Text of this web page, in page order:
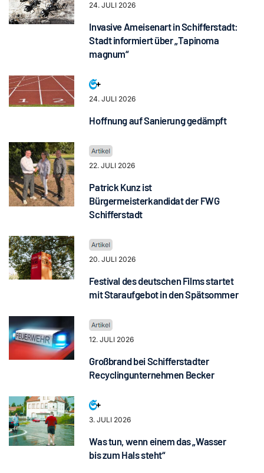
24. JULI 2026
Invasive Ameisenart in Schifferstadt:
Stadt informiert über „Tapinoma
magnum“
24. JULI 2026
Hoffnung auf Sanierung gedämpft
22. JULI 2026
Patrick Kunz ist
Bürgermeisterkandidat der FWG
Schifferstadt
20. JULI 2026
Festival des deutschen Films startet
mit Staraufgebot in den Spätsommer
12. JULI 2026
Großbrand bei Schifferstadter
Recyclingunternehmen Becker
3. JULI 2026
Was tun, wenn einem das „Wasser
bis zum Hals steht“